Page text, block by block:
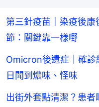
第三針疫苗｜染疫後
節：關鍵靠一樣嘢
Omicron後遺症｜確
日聞到燶味、怪味
出街外套點清潔？患